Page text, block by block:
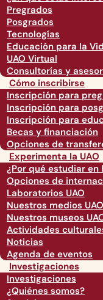
Pregrados
Posgrados
Tecnologías
Educación para la
UAO Virtual
Consultorías y
Cómo inscribirse
Inscripción para
Inscripción para
Inscripción para
Becas y financiación
Opciones de
Experimenta la UAO
¿Por qué estudiar en
Opciones de
Laboratorios UAO
Nuestros medios UAO
Nuestros museos
Actividades
Noticias
Agenda de eventos
Investigaciones
Investigaciones
¿Quiénes somos?